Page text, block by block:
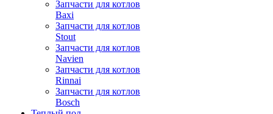
Запчасти для котлов
Baxi
Запчасти для котлов
Stout
Запчасти для котлов
Navien
Запчасти для котлов
Rinnai
Запчасти для котлов
Bosch